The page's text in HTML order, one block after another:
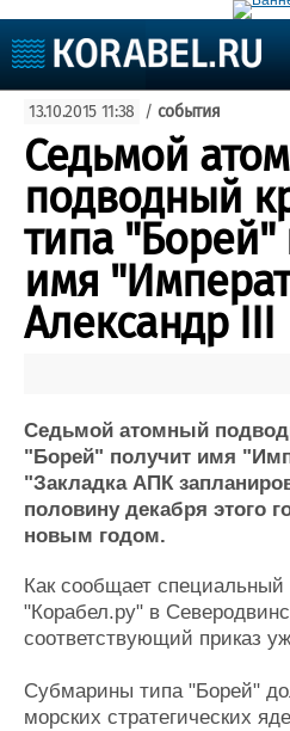
Судоходство
Судоремонт
События
Пресс-релизы
Порты
Рыболовство
ВМФ
Образование
Яхты и катера
Еще
Компании
Репутация
Работа
Реклама
Доска
Выставки и семинары
Личности
13.10.2015 11:38 / события
Седьмой
подводный
типа "Борей"
имя
Александр III
Седьмой атомный
"Борей" получит имя
"Закладка АПК
половину декабря этого
новым годом.
Как сообщает специальный
"Корабел.ру" в
соответствующий приказ
Субмарины типа "Борей"
морских стратегических